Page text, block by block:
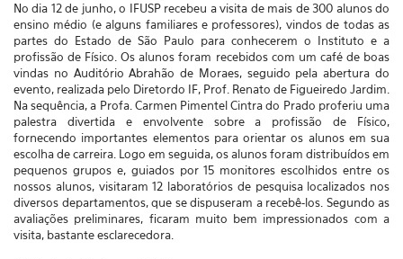
No dia 12 de junho, o IFUSP recebeu a visita de mais de 300 alunos do
ensino médio (e alguns familiares e professores), vindos de todas as
partes do Estado de São Paulo para conhecerem o Instituto e a
profissão de Físico. Os alunos foram recebidos com um café de boas
vindas no Auditório Abrahão de Moraes, seguido pela abertura do
evento, realizada pelo Diretordo IF, Prof. Renato de Figueiredo Jardim.
Na sequência, a Profa. Carmen Pimentel Cintra do Prado proferiu uma
palestra divertida e envolvente sobre a profissão de Físico,
fornecendo importantes elementos para orientar os alunos em sua
escolha de carreira. Logo em seguida, os alunos foram distribuídos em
pequenos grupos e, guiados por 15 monitores escolhidos entre os
nossos alunos, visitaram 12 laboratórios de pesquisa localizados nos
diversos departamentos, que se dispuseram a recebê-los. Segundo as
avaliações preliminares, ficaram muito bem impressionados com a
visita, bastante esclarecedora.